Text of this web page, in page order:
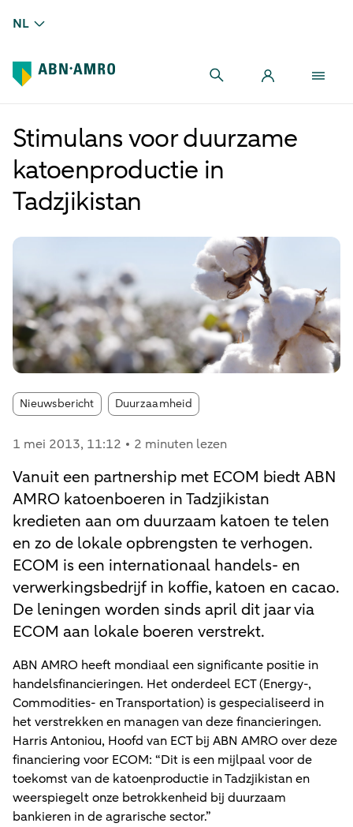
NL
Stimulans voor duurzame
katoenproductie in
Tadzjikistan
Nieuwsbericht Article tags:
Duurzaamheid
1 mei 2013, 11:12 2 minuten lezen
Vanuit een partnership met ECOM biedt ABN
AMRO katoenboeren in Tadzjikistan
kredieten aan om duurzaam katoen te telen
en zo de lokale opbrengsten te verhogen.
ECOM is een internationaal handels- en
verwerkingsbedrijf in koffie, katoen en cacao.
De leningen worden sinds april dit jaar via
ECOM aan lokale boeren verstrekt.
ABN AMRO heeft mondiaal een significante positie in
handelsfinancieringen. Het onderdeel ECT (Energy-,
Commodities- en Transportation) is gespecialiseerd in
het verstrekken en managen van deze financieringen.
Harris Antoniou, Hoofd van ECT bij ABN AMRO over deze
financiering voor ECOM: “Dit is een mijlpaal voor de
toekomst van de katoenproductie in Tadzjikistan en
weerspiegelt onze betrokkenheid bij duurzaam
bankieren in de agrarische sector.”